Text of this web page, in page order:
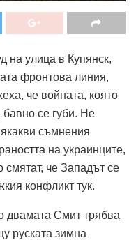
на улица в Купянск,
фронтова линия,
че войната, която
се губи. Не
съмнения
на украинците,
смятат, че Западът се
конфликт тук.
двамата Смит трябва
руската зимна